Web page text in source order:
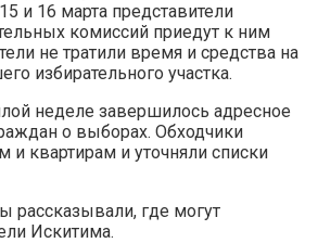
и 16 марта представители
комиссий приедут к ним
не тратили время и средства на
избирательного участка.
неделе завершилось адресное
о выборах. Обходчики
и квартирам и уточняли списки
рассказывали, где могут
Искитима.